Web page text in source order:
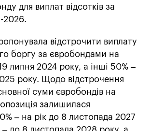
для виплат відсотків за
2026.
відстрочити виплату
боргу за євробондами на
липня 2024 року, а інші 50% –
року. Щодо відстрочення
суми євробондів на
залишилася
– на рік до 8 листопада 2027